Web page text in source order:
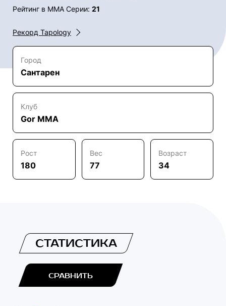
Рейтинг в ММА Серии: 21
Рекорд Tapology
Город
Сантарен
Клуб
Gor MMA
Рост
180
Вес
77
Возраст
34
СТАТИСТИКА
СРАВНИТЬ